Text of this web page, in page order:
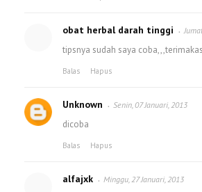
obat herbal darah tinggi
tipsnya sudah saya
Balas Hapus
Unknown Senin, 07 Januari, 2013
dicoba
Balas Hapus
alfajxk Minggu, 27 Januari, 2013